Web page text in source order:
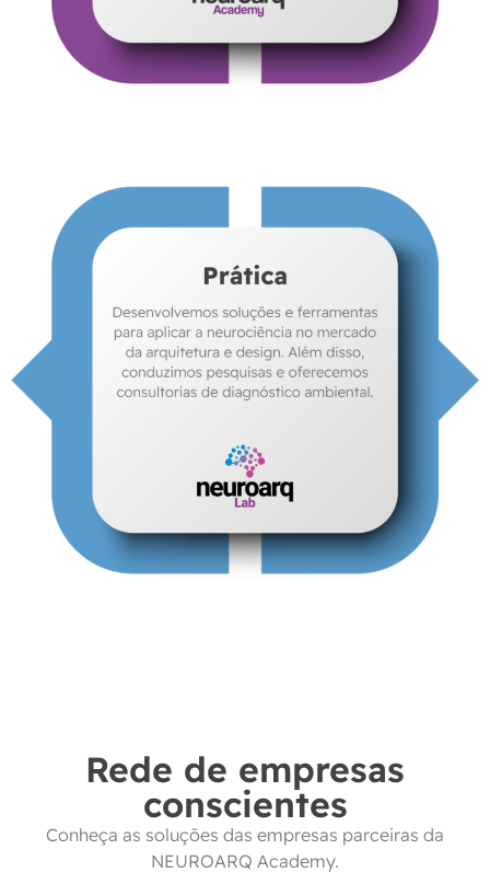
Rede de empresas
conscientes
Conheça as soluções das empresas parceiras da
NEUROARQ Academy.